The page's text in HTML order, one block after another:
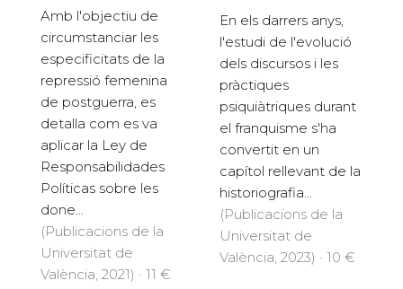
Amb l'objectiu de
circumstanciar les
especificitats de la
repressió femenina
de postguerra, es
detalla com es va
aplicar la Ley de
Responsabilidades
Políticas sobre les
done...
(Publicacions de la
Universitat de
València, 2021) · 11 €
En els darrers anys,
l'estudi de l'evolució
dels discursos i les
pràctiques
psiquiàtriques durant
el franquisme s'ha
convertit en un
capítol rellevant de la
historiografia...
(Publicacions de la
Universitat de
València, 2023) · 10 €